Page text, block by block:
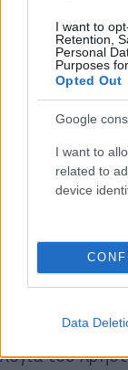
I want to
Retention,
Personal
Purposes
Opted Out
Google
I want to
related to
device
Data
Είμαι τόσο
δεν ξέρω τι να
θυμόμαστε
της κουβέντα
Εγώ
πόσο
2004. Καλό
λόγια του